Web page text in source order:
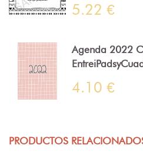
5.22 €
Agenda 2022
4.10 €
PRODUCTOS